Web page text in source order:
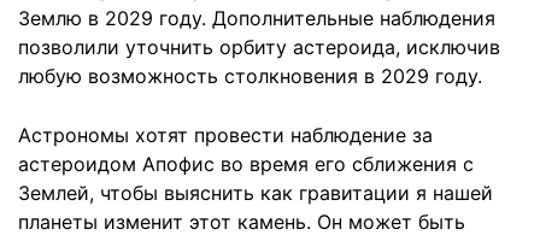
Землю в 2029 году. Дополнительные наблюдения
позволили уточнить орбиту астероида, исключив
любую возможность столкновения в 2029 году.
Астрономы хотят провести наблюдение за
астероидом Апофис во время его сближения с
Землей, чтобы выяснить как гравитации я нашей
планеты изменит этот камень. Он может быть